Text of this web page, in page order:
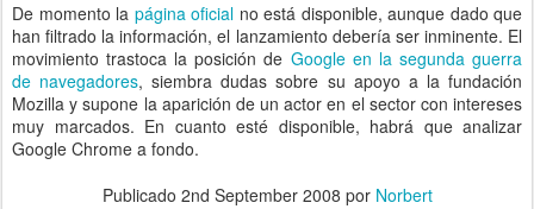
De momento la página oficial no está disponible, aunque dado que
han filtrado la información, el lanzamiento debería ser inminente. El
movimiento trastoca la posición de Google en la segunda guerra
de navegadores, siembra dudas sobre su apoyo a la fundación
Mozilla y supone la aparición de un actor en el sector con intereses
muy marcados. En cuanto esté disponible, habrá que analizar
Google Chrome a fondo.
Publicado 2nd September 2008 por Norbert